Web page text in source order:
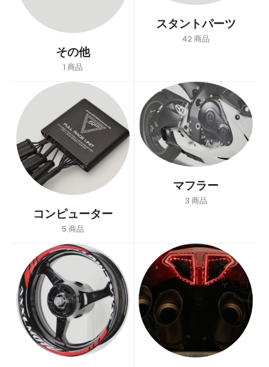
その他
1 商品
スタントパーツ
42商品
コンピューター
5 商品
マフラー
3 商品